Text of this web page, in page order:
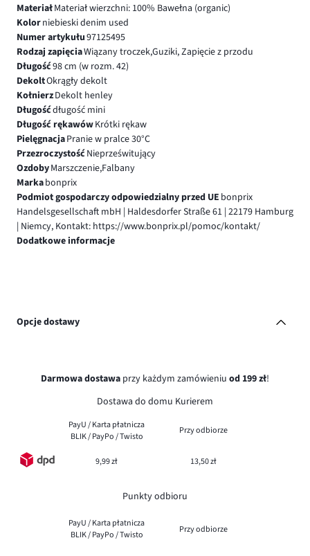
MateriałMateriał wierzchni: 100% Bawełna (organic)
Kolorniebieski denim used
Numer artykułu97125495
Rodzaj zapięciaWiązany troczek,Guziki, Zapięcie z przodu
Długość98 cm (w rozm. 42)
DekoltOkrągły dekolt
KołnierzDekolt henley
Długośćdługość mini
Długość rękawówKrótki rękaw
PielęgnacjaPranie w pralce 30°C
PrzezroczystośćNieprześwitujący
OzdobyMarszczenie,Falbany
Markabonprix
Podmiot gospodarczy odpowiedzialny przed UE bonprix
Handelsgesellschaft mbH | Haldesdorfer Straße 61 | 22179 Hamburg
| Niemcy, Kontakt: https://www.bonprix.pl/pomoc/kontakt/
Dodatkowe informacje
Opcje dostawy
Darmowa dostawa przy każdym zamówieniu od 199 zł!
Dostawa do domu Kurierem
PayU / Karta płatnicza
BLIK / PayPo / Twisto
Przy odbiorze
9,99 zł 13,50 zł
Punkty odbioru
PayU / Karta płatnicza
BLIK / PayPo / Twisto
Przy odbiorze